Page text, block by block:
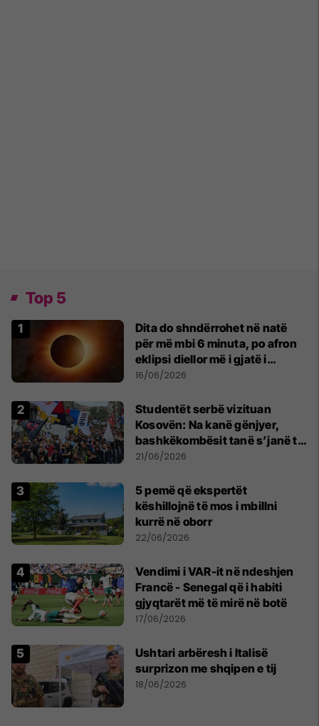
Top 5
Dita do shndërrohet në natë
për më mbi 6 minuta, po afron
eklipsi diellor më i gjatë i
shekullit të 21-të
16/06/2026
Studentët serbë vizituan
Kosovën: Na kanë gënjyer,
bashkëkombësit tanë s’janë të
shtypur
21/06/2026
5 pemë që ekspertët
këshillojnë të mos i mbillni
kurrë në oborr
22/06/2026
Vendimi i VAR-it në ndeshjen
Francë - Senegal që i habiti
gjyqtarët më të mirë në botë
17/06/2026
Ushtari arbëresh i Italisë
surprizon me shqipen e tij
18/06/2026